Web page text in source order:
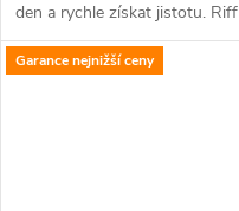
den a rychle získat jistotu. Riff
Jr 20 se snadno ovládá na
cyklostezkách i ve městě,...
Garance nejnižší ceny